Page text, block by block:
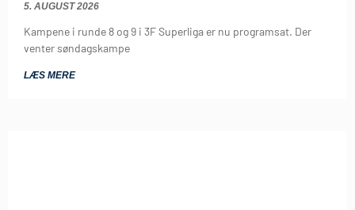
5. AUGUST 2026
Kampene i runde 8 og 9 i 3F Superliga er nu programsat. Der
venter søndagskampe
LÆS MERE